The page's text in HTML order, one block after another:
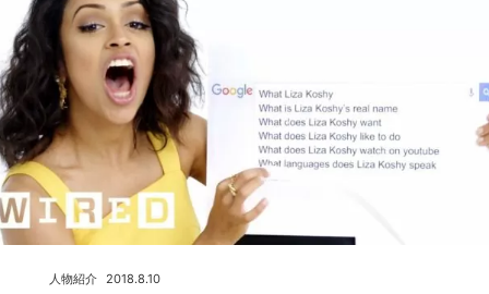
2018.8.10
人物紹介